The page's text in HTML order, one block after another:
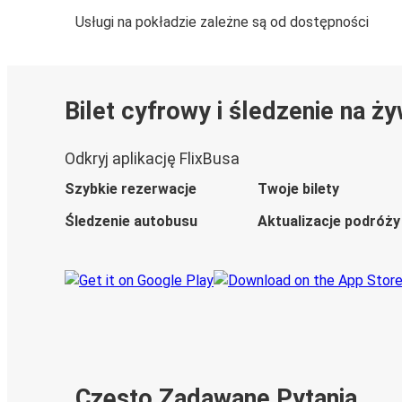
Usługi na pokładzie zależne są od dostępności
Bilet cyfrowy i śledzenie na
Odkryj aplikację FlixBusa
Szybkie rezerwacje
Twoje bilety
Śledzenie autobusu
Aktualizacje podróży